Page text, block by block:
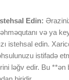
Edin:
və ya
istehsal edin.
istifadə
ləğv edir. Bu **ən